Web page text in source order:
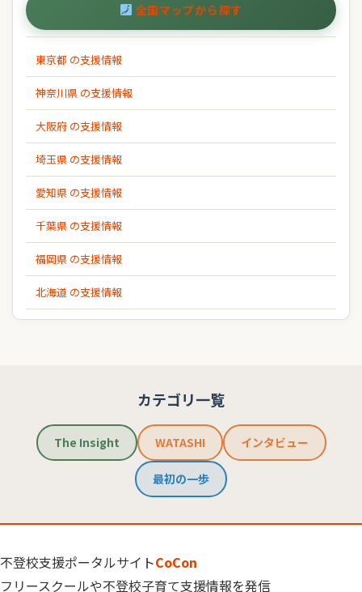
全国マップから探す
東京都 の支援情報
神奈川県 の支援情報
大阪府 の支援情報
埼玉県 の支援情報
愛知県 の支援情報
千葉県 の支援情報
福岡県 の支援情報
北海道 の支援情報
カテゴリ一覧
The Insight WATASHI インタビュー
最初の一歩
不登校支援ポータルサイトCoCon
フリースクールや不登校子育て支援情報を発信